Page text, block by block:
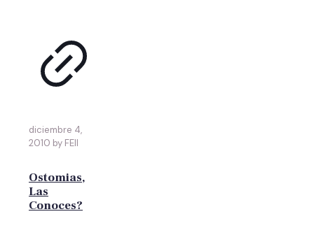
diciembre 4,
2010 by FEII
Ostomias,
Las
Conoces?